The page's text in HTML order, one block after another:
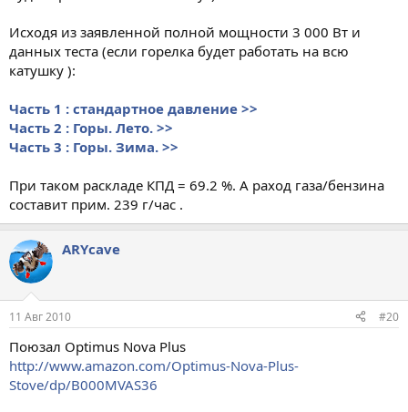
Исходя из заявленной полной мощности 3 000 Вт и
данных теста (если горелка будет работать на всю
катушку ):
Часть 1 : стандартное давление >>
Часть 2 : Горы. Лето. >>
Часть 3 : Горы. Зима. >>
При таком раскладе КПД = 69.2 %. А раход газа/бензина
составит прим. 239 г/час .
ARYсave
11 Авг 2010 #20
Поюзал Optimus Nova Plus
http://www.amazon.com/Optimus-Nova-Plus-
Stove/dp/B000MVAS36